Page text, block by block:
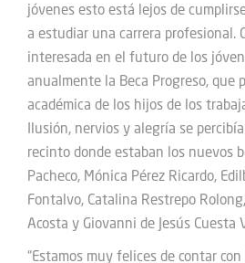
jóvenes esto está lejos de
a estudiar una carrera profesional.
interesada en el futuro de los
anualmente la Beca Progreso, que
académica de los hijos de los
Ilusión, nervios y alegría se
recinto donde estaban los nuevos
Pacheco, Mónica Pérez Ricardo,
Fontalvo, Catalina Restrepo
Acosta y Giovanni de Jesús Cuesta
“Estamos muy felices de contar